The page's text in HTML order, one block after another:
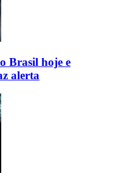
Brasil hoje e
alerta